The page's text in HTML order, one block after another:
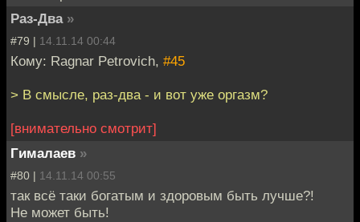
Раз-Два »
#79 | 14.11.14 00:44
Кому: Ragnar Petrovich, #45
> В смысле, раз-два - и вот уже оргазм?
[внимательно смотрит]
Гималаев »
#80 | 14.11.14 00:55
так всё таки богатым и здоровым быть лучше?!
Не может быть!